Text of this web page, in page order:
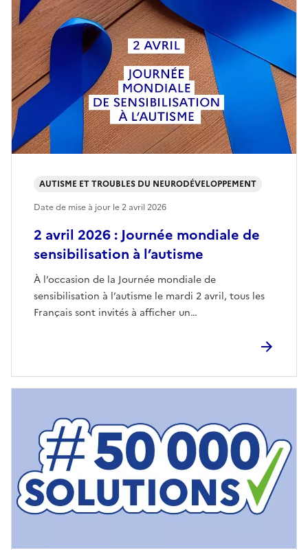
2 avril 2026 : Journée mondiale de
sensibilisation à l’autisme
À l’occasion de la Journée mondiale de
sensibilisation à l’autisme le mardi 2 avril, tous les
Français sont invités à afficher un…
AUTISME ET TROUBLES DU NEURODÉVELOPPEMENT
Date de mise à jour le2 avril 2026